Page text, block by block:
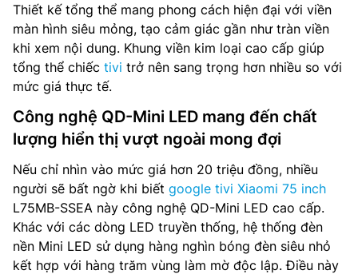
Thiết kế tổng thể mang phong cách hiện đại với viền
màn hình siêu mỏng, tạo cảm giác gần như tràn viền
khi xem nội dung. Khung viền kim loại cao cấp giúp
tổng thể chiếc tivi trở nên sang trọng hơn nhiều so với
mức giá thực tế.
Công nghệ QD-Mini LED mang đến chất
lượng hiển thị vượt ngoài mong đợi
Nếu chỉ nhìn vào mức giá hơn 20 triệu đồng, nhiều
người sẽ bất ngờ khi biết google tivi Xiaomi 75 inch
L75MB-SSEA này công nghệ QD-Mini LED cao cấp.
Khác với các dòng LED truyền thống, hệ thống đèn
nền Mini LED sử dụng hàng nghìn bóng đèn siêu nhỏ
kết hợp với hàng trăm vùng làm mờ độc lập. Điều này